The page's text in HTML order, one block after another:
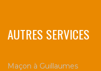
AUTRES SERVICES
Maçon à Guillaumes